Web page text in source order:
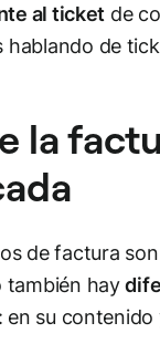
al ticket de
hablando de
la
de factura
también hay
en su contenido